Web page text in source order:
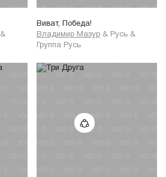
&
Виват, Победа!
Владимир Мазур & Русь &
Группа Русь